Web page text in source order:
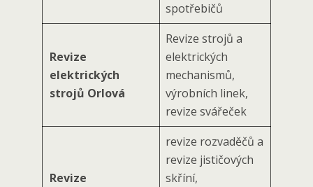
spotřebičů
Revize
elektrických
strojů Orlová
Revize strojů a
elektrických
mechanismů,
výrobních linek,
revize svářeček
Revize
revize rozvaděčů a
revize jističových
skříní,